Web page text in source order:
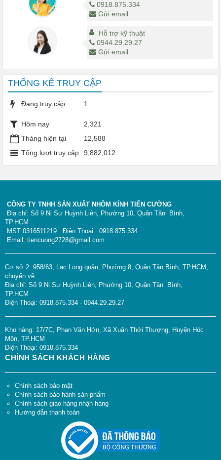
0918.875.334
Gửi email
Hỗ trợ kỹ thuật
0944.29.29.27
Gửi email
THỐNG KÊ TRUY CẬP
Đang truy cập 1
Hôm nay
2,321
Tháng hiện tại
12,588
Tổng lượt truy cập
9,882,012
CÔNG TY TNHH SẢN XUẤT NHÔM KÍNH TIẾN CƯỜNG
Địa chỉ: Số 9 Ni Sư Huỳnh Liên, Phường 10, Quận Tân Bình,
TP.HCM
MST 0316511219 : Điện Thoại: 0918.875.334
Email: tiencuong2728@gmail.com
Cơ sở 2: 958/63, Lạc Long quân, Phường 8, Quận Tân Bình, TP.HCM,
chuyển về
Địa chỉ: Số 9 Ni Sư Huỳnh Liên, Phường 10, Quận Tân Bình,
TP.HCM
Điện Thoại: 0918.875.334 - 0944.29.29.27
Kho hàng: 17/7C, Phan Văn Hớn, Xã Xuân Thới Thượng, Huyện Hóc
Môn, TP.HCM
Điện Thoại: 0918.875.334
CHÍNH SÁCH KHÁCH HÀNG
Chính sách bảo mật
Chính sách bảo hành sản phẩm
Chính sách giao hàng nhận hàng
Hướng dẫn thanh toán